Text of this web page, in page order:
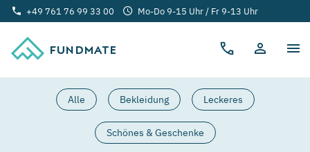
FUNDMATE
+49 761 76 99 33 00 Mo-Do 9-15 Uhr / Fr 9-13 Uhr
Alle Bekleidung Leckeres
Schönes & Geschenke